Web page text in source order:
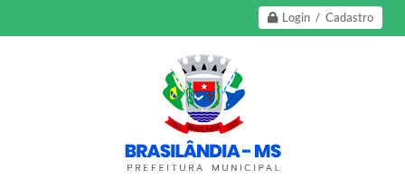
Login / Cadastro